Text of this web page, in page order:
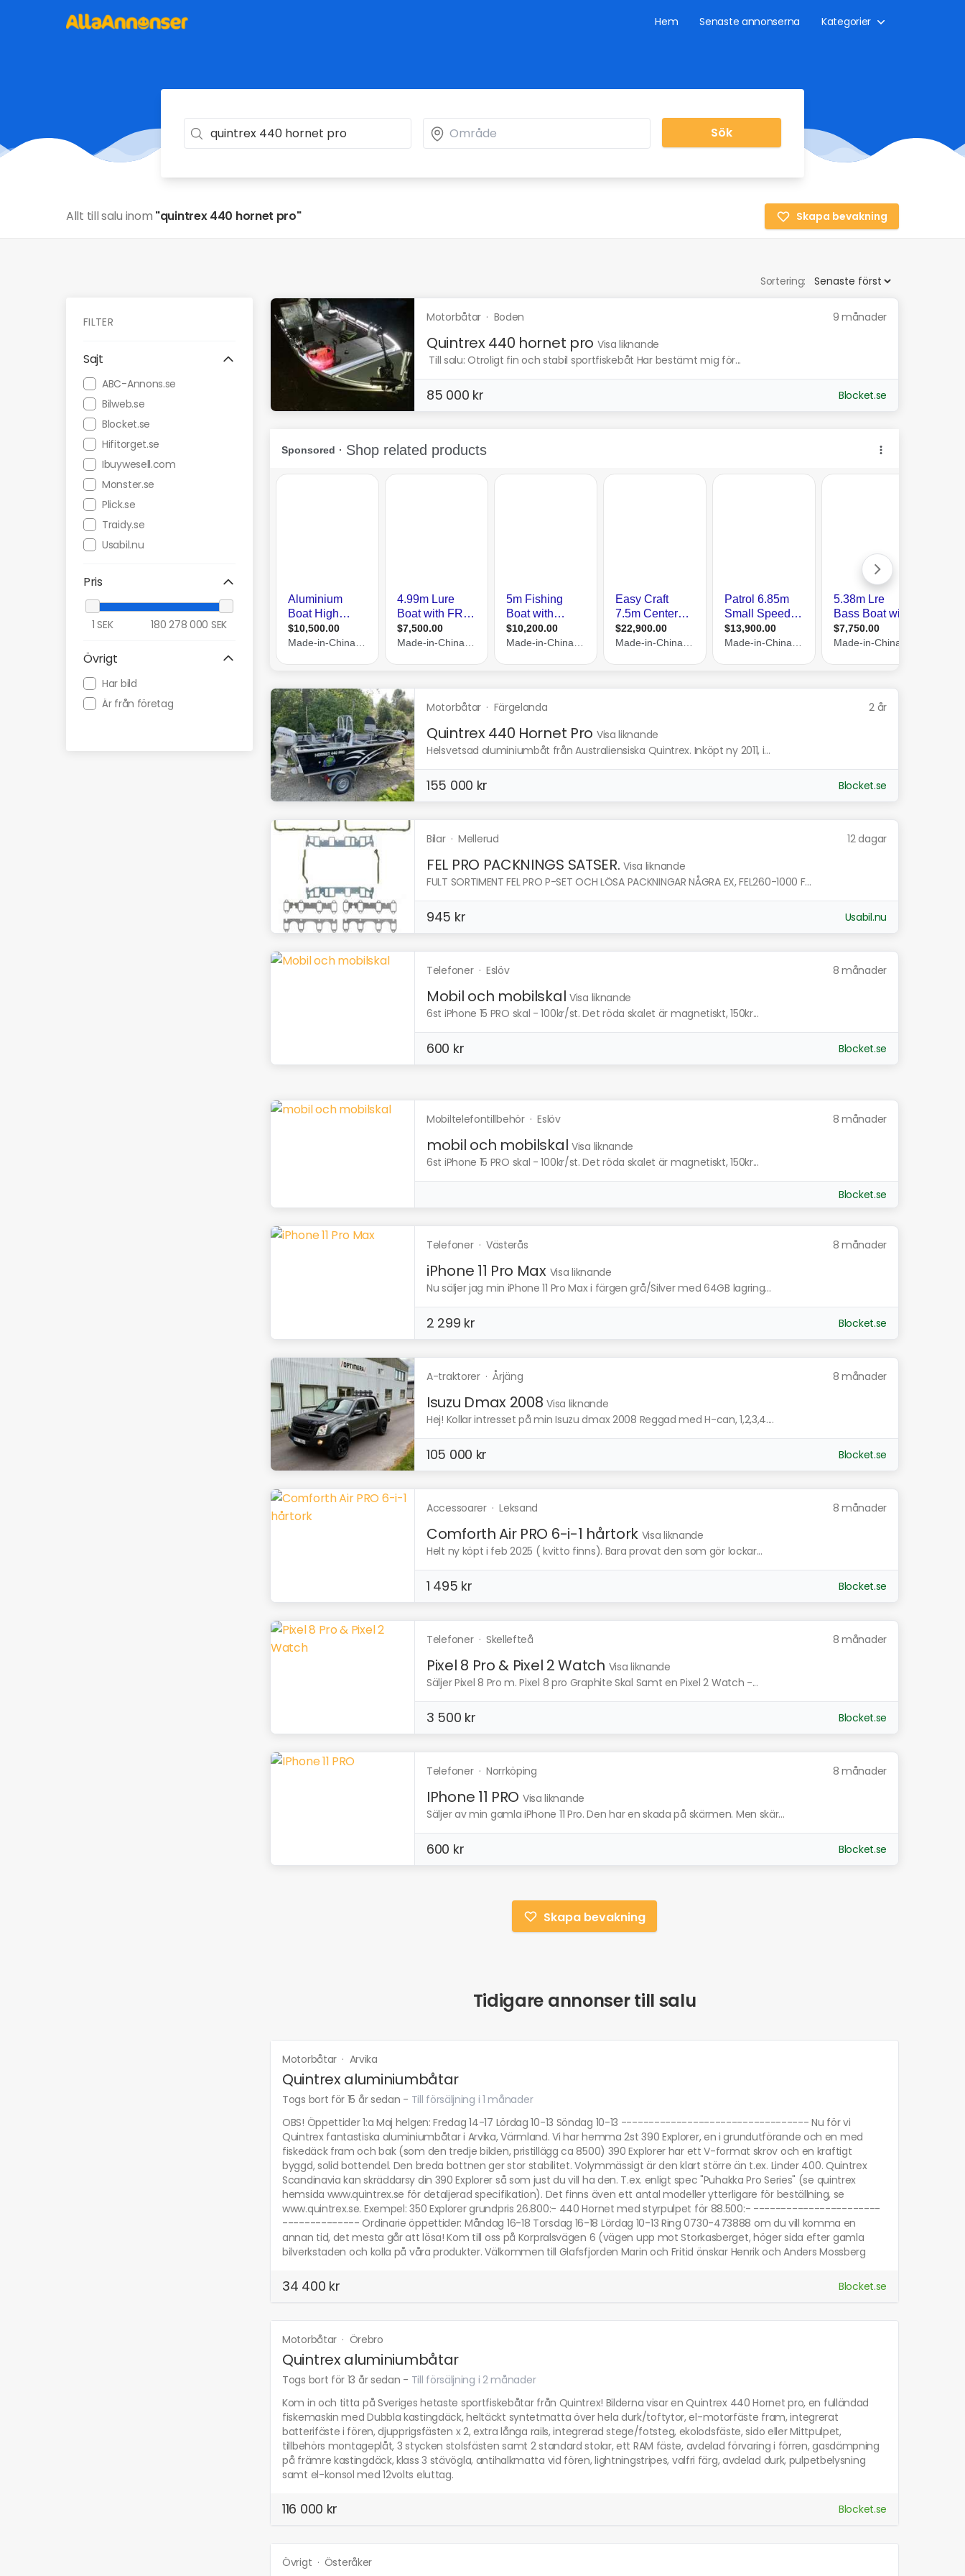
Hem Senaste annonserna Kategorier
Sök
Allt till salu inom "quintrex 440 hornet pro" Skapa bevakning
Sortering:
FILTER
Sajt
ABC-Annons.se
Bilweb.se
Blocket.se
Hifitorget.se
Ibuywesell.com
Monster.se
Plick.se
Traidy.se
Usabil.nu
Pris
1 SEK 180 278 000 SEK
Övrigt
Har bild
Är från företag
Motorbåtar · Boden 9 månader
Quintrex 440 hornet pro Visa liknande
️ Till salu: Otroligt fin och stabil sportfiskebåt Har bestämt mig för...
85 000 kr Blocket.se
Motorbåtar · Färgelanda 2 år
Quintrex 440 Hornet Pro Visa liknande
Helsvetsad aluminiumbåt från Australiensiska Quintrex. Inköpt ny 2011, i...
155 000 kr Blocket.se
Bilar· Mellerud 12 dagar
FEL PRO PACKNINGS SATSER. Visa liknande
FULT SORTIMENT FEL PRO P-SET OCH LÖSA PACKNINGAR NÅGRA EX, FEL260-1000 F...
945 kr Usabil.nu
Telefoner· Eslöv 8 månader
Mobil och mobilskal Visa liknande
6st iPhone 15 PRO skal - 100kr/st. Det röda skalet är magnetiskt, 150kr...
600 kr Blocket.se
Mobiltelefontillbehör·Eslöv 8 månader
mobil och mobilskal Visa liknande
6st iPhone 15 PRO skal - 100kr/st. Det röda skalet är magnetiskt, 150kr...
Blocket.se
Telefoner· Västerås 8 månader
iPhone 11 Pro Max Visa liknande
Nu säljer jag min iPhone 11 Pro Max i färgen grå/Silver med 64GB lagring...
2 299 kr Blocket.se
A-traktorer·Årjäng 8 månader
Isuzu Dmax 2008 Visa liknande
Hej! Kollar intresset på min Isuzu dmax 2008 Reggad med H-can, 1,2,3,4....
105 000 kr Blocket.se
Accessoarer·Leksand 8 månader
Comforth Air PRO 6-i-1 hårtork Visa liknande
Helt ny köpt i feb 2025 ( kvitto finns). Bara provat den som gör lockar...
1 495 kr Blocket.se
Telefoner· Skellefteå 8 månader
Pixel 8 Pro & Pixel 2 Watch Visa liknande
Säljer Pixel 8 Pro m. Pixel 8 pro Graphite Skal Samt en Pixel 2 Watch -...
3 500 kr Blocket.se
Telefoner· Norrköping 8 månader
IPhone 11 PRO Visa liknande
Säljer av min gamla iPhone 11 Pro. Den har en skada på skärmen. Men skär...
600 kr Blocket.se
Skapa bevakning
Tidigare annonser till salu
Motorbåtar · Arvika
Quintrex aluminiumbåtar
Togs bort för 15 år sedan - Till försäljning i 1 månader
OBS! Öppettider 1:a Maj helgen: Fredag 14-17 Lördag 10-13 Söndag 10-13 ---------------------------------- Nu för vi
Quintrex fantastiska aluminiumbåtar i Arvika, Värmland. Vi har hemma 2st 390 Explorer, en i grundutförande och en med
fiskedäck fram och bak (som den tredje bilden, pristillägg ca 8500) 390 Explorer har ett V-format skrov och en kraftigt
byggd, solid bottendel. Den breda bottnen ger stor stabilitet. Volymmässigt är den klart större än t.ex. Linder 400. Quintrex
Scandinavia kan skräddarsy din 390 Explorer så som just du vill ha den. T.ex. enligt spec "Puhakka Pro Series" (se quintrex
hemsida www.quintrex.se för detaljerad specifikation). Det finns även ett antal modeller ytterligare för beställning, se
www.quintrex.se. Exempel: 350 Explorer grundpris 26.800:- 440 Hornet med styrpulpet för 88.500:- -----------------------
-------------- Ordinarie öppettider: Måndag 16-18 Torsdag 16-18 Lördag 10-13 Ring 0730-473888 om du vill komma en
annan tid, det mesta går att lösa! Kom till oss på Korpralsvägen 6 (vägen upp mot Storkasberget, höger sida efter gamla
bilverkstaden och kolla på våra produkter. Välkommen till Glafsfjorden Marin och Fritid önskar Henrik och Anders Mossberg
34 400 kr Blocket.se
Motorbåtar · Örebro
Quintrex aluminiumbåtar
Togs bort för 13 år sedan - Till försäljning i 2 månader
Kom in och titta på Sveriges hetaste sportfiskebåtar från Quintrex! Bilderna visar en Quintrex 440 Hornet pro, en fulländad
fiskemaskin med Dubbla kastingdäck, heltäckt syntetmatta över hela durk/toftytor, el-motorfäste fram, integrerat
batterifäste i fören, djupprigsfästen x 2, extra långa rails, integrerad stege/fotsteg, ekolodsfäste, sido eller Mittpulpet,
tillbehörs montageplåt, 3 stycken stolsfästen samt 2 standard stolar, ett RAM fäste, avdelad förvaring i förren, gasdämpning
på främre kastingdäck, klass 3 stävögla, antihalkmatta vid fören, lightningstripes, valfri färg, avdelad durk, pulpetbelysning
samt el-konsol med 12volts eluttag.
116 000 kr Blocket.se
Övrigt · Österåker